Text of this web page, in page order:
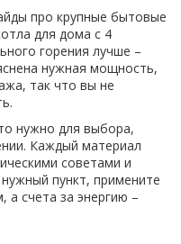
про крупные бытовые
для дома с 4
горения лучше –
нужная мощность,
так что вы не
нужно для выбора,
Каждый материал
советами и
пункт, примените
счета за энергию –